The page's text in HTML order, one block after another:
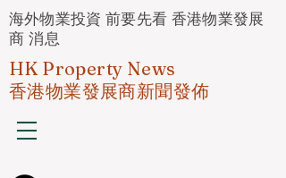
海外物業投資 前要先看 香港物業發展
商 消息
HK Property News
香港物業發展商新聞發佈